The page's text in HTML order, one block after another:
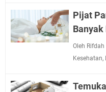
Pijat
Oleh
Kesehatan,